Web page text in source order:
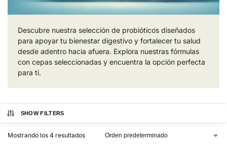
Descubre nuestra selección de probióticos diseñados
para apoyar tu bienestar digestivo y fortalecer tu salud
desde adentro hacia afuera. Explora nuestras fórmulas
con cepas seleccionadas y encuentra la opción perfecta
para ti.
SHOW FILTERS
Mostrando los 4 resultados